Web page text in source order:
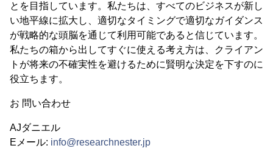
とを目指しています。私たちは、すべてのビジネスが新し
い地平線に拡大し、適切なタイミングで適切なガイダンス
が戦略的な頭脳を通じて利用可能であると信じています。
私たちの箱から出してすぐに使える考え方は、クライアン
トが将来の不確実性を避けるために賢明な決定を下すのに
役立ちます。
お 問い合わせ
AJダニエル
Eメール: info@researchnester.jp